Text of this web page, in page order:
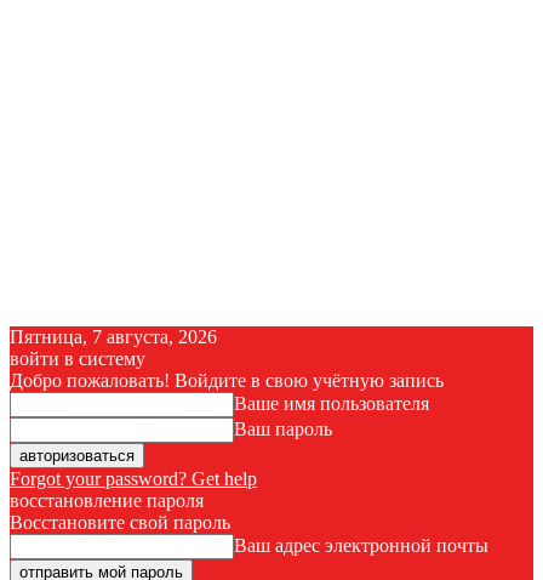
Пятница, 7 августа, 2026
войти в систему
Добро пожаловать! Войдите в свою учётную запись
Ваше имя пользователя
Ваш пароль
Forgot your password? Get help
восстановление пароля
Восстановите свой пароль
Ваш адрес электронной почты